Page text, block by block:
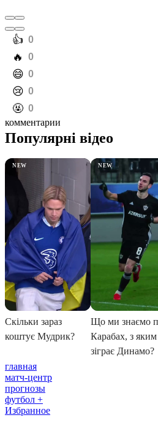
️👍 0
️🔥 0
️😄 0
️😢 0
️🤬 0
комментарии
главная
матч-центр
прогнозы
футбол +
Избранное